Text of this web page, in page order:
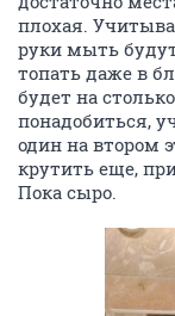
плохая.
руки мыть будут
топать даже в
будет на
понадобиться,
один на втором
крутить еще,
Пока сыро.